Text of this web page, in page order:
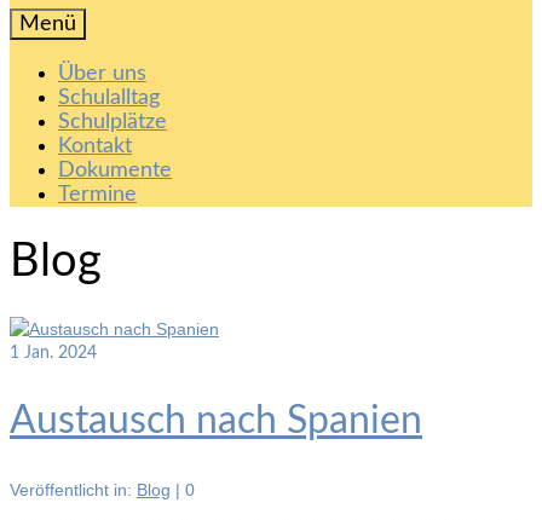
Menü
Über uns
Schulalltag
Schulplätze
Kontakt
Dokumente
Termine
Blog
1 Jan. 2024
Austausch nach Spanien
Veröffentlicht in: Blog | 0